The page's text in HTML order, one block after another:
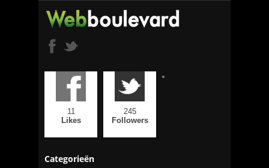
11
Likes
245
Followers
Categorieën